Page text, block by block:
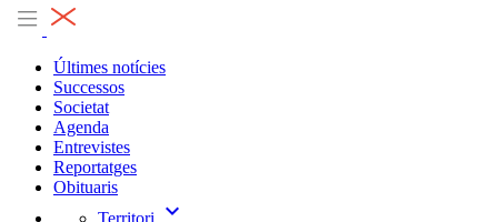
Últimes notícies
Successos
Societat
Agenda
Entrevistes
Reportatges
Obituaris
Territori
expand_more